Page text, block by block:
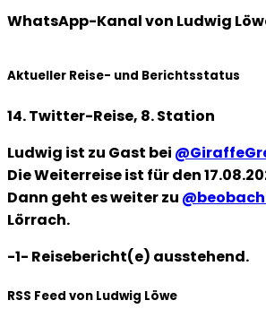
WhatsApp-Kanal von Ludwig
Aktueller Reise- und Berichtsstatus
14. Twitter-Reise, 8. Station
Ludwig ist zu Gast bei
Die Weiterreise ist für den
Dann geht es weiter zu
Lörrach.
-1- Reisebericht(e) ausstehend.
RSS Feed von Ludwig Löwe